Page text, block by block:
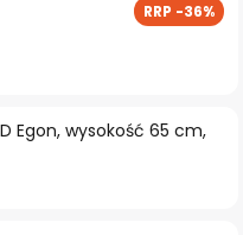
Egon, wysokość 65 cm,
RRP -36%